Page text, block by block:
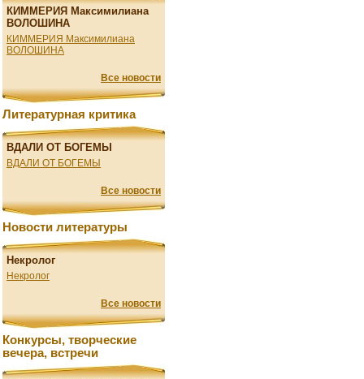
КИММЕРИЯ Максимилиана
ВОЛОШИНА
КИММЕРИЯ Максимилиана
ВОЛОШИНА
Все новости
Литературная критика
ВДАЛИ ОТ БОГЕМЫ
ВДАЛИ ОТ БОГЕМЫ
Все новости
Новости литературы
Некролог
Некролог
Все новости
Конкурсы, творческие
вечера, встречи